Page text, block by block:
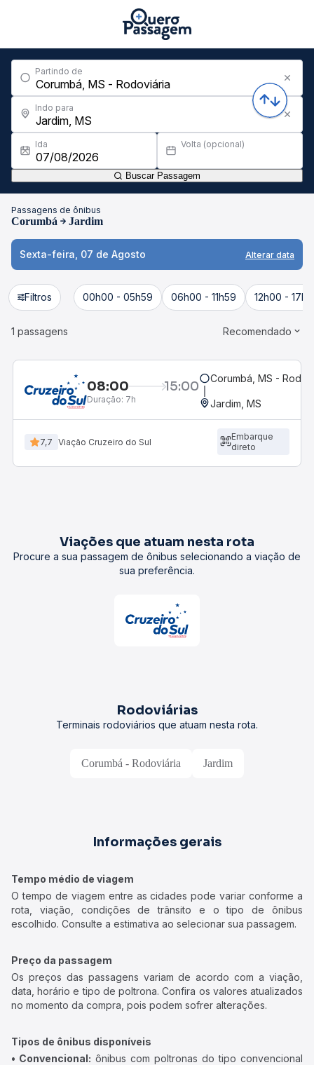
Partindo de
Indo para
Ida Volta (opcional)
Buscar Passagem
Passagens de ônibus
Corumbá Jardim
Sexta-feira, 07 de Agosto Alterar data
Filtros 00h00 - 05h59 06h00 - 11h59 12h00 -
1 passagens Recomendado
08:00 15:00
Duração: 7h
Corumbá, MS -
Jardim, MS
7,7 Viação Cruzeiro do Sul
Embarque
direto
Viações que atuam nesta rota
Procure a sua passagem de ônibus selecionando a viação de
sua preferência.
Rodoviárias
Terminais rodoviários que atuam nesta rota.
Corumbá - Rodoviária Jardim
Informações gerais
Tempo médio de viagem
O tempo de viagem entre as cidades pode variar conforme a
rota, viação, condições de trânsito e o tipo de ônibus
escolhido. Consulte a estimativa ao selecionar sua passagem.
Preço da passagem
Os preços das passagens variam de acordo com a viação,
data, horário e tipo de poltrona. Confira os valores atualizados
no momento da compra, pois podem sofrer alterações.
Tipos de ônibus disponíveis
• Convencional: ônibus com poltronas do tipo convencional